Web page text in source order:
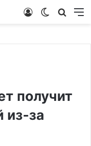
Поиск
Switch
Войти
получит
из-за